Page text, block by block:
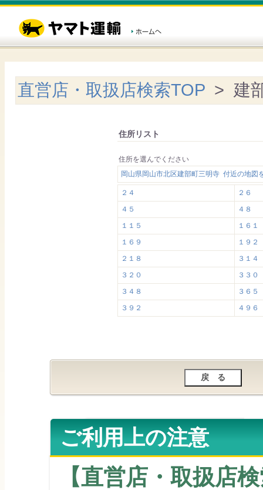
直営店・取扱店検索TOP > 建
住所リスト
住所を選んでください
岡山県岡山市北区建部町三明寺 付近の地図
２４
２６
４５
４８
１１５
１６１
１６９
１９２
２１８
３１４
３２０
３３０
３４８
３６５
３９２
４９６
ご利用上の注意
【直営店・取扱店